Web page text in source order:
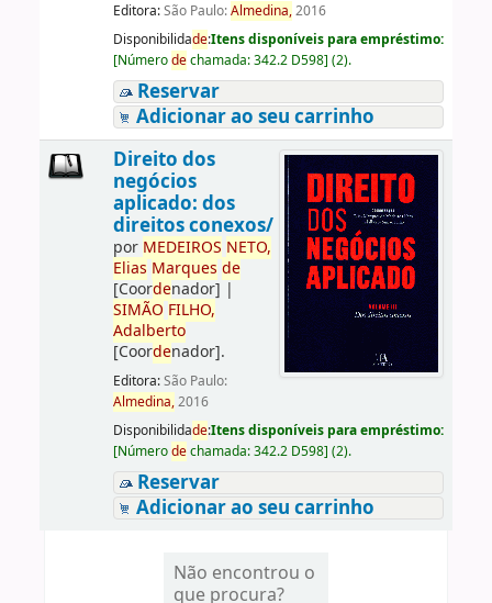
Editora:São Paulo:Almedina,2016
Disponibilidade:Itens disponíveis para empréstimo:
[Númerodechamada:342.2 D598] (2).
Reservar
Adicionar ao seu carrinho
Direito dos
negócios
aplicado: dos
direitos conexos/
por MEDEIROS NETO,
Elias Marques de
[Coordenador] |
SIMÃO FILHO,
Adalberto
[Coordenador].
Editora:São Paulo:
Almedina,2016
Disponibilidade:Itens disponíveis para empréstimo:
[Númerodechamada:342.2 D598] (2).
Reservar
Adicionar ao seu carrinho
Não encontrou o
que procura?